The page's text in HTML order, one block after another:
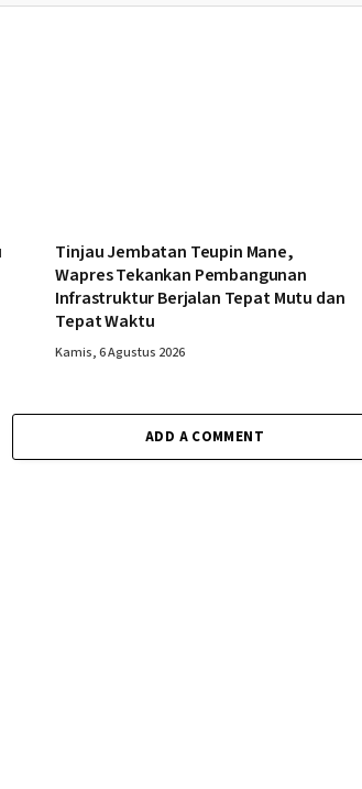
Tinjau Jembatan Teupin Mane,
Wapres Tekankan Pembangunan
Infrastruktur Berjalan Tepat Mutu dan
Tepat Waktu
Kamis, 6 Agustus 2026
ADD A COMMENT